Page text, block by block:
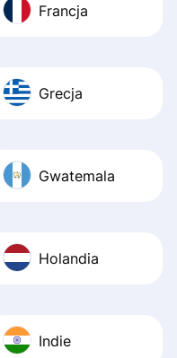
Francja
Grecja
Gwatemala
Holandia
Indie